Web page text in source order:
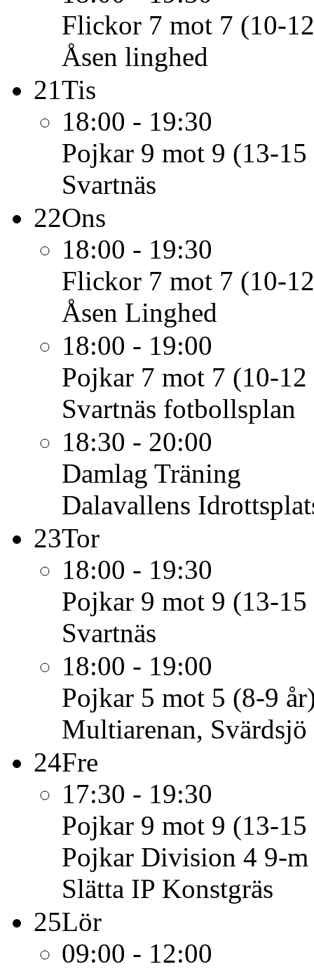
Flickor 7 mot 7 (10-
Åsen linghed
21Tis
18:00 - 19:30
Pojkar 9 mot 9 (13-15
Svartnäs
22Ons
18:00 - 19:30
Flickor 7 mot 7 (10-
Åsen Linghed
18:00 - 19:00
Pojkar 7 mot 7 (10-12
Svartnäs fotbollsplan
18:30 - 20:00
Damlag Träning
Dalavallens
23Tor
18:00 - 19:30
Pojkar 9 mot 9 (13-15
Svartnäs
18:00 - 19:00
Pojkar 5 mot 5 (8-9
Multiarenan, Svärdsjö
24Fre
17:30 - 19:30
Pojkar 9 mot 9 (13-15
Pojkar Division 4 9-
Slätta IP Konstgräs
25Lör
09:00 - 12:00